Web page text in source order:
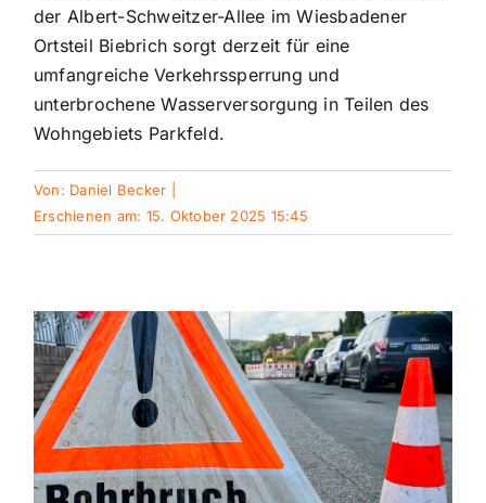
Panorama
Mein Stadtteil
Galerie
Polizeimeldungen
Themen und Termine
Gewinnspiele
der Albert-Schweitzer-Allee im Wiesbadener
Ortsteil Biebrich sorgt derzeit für eine
umfangreiche Verkehrssperrung und
unterbrochene Wasserversorgung in Teilen des
Wohngebiets Parkfeld.
Von: Daniel Becker
Erschienen am: 15. Oktober 2025 15:45